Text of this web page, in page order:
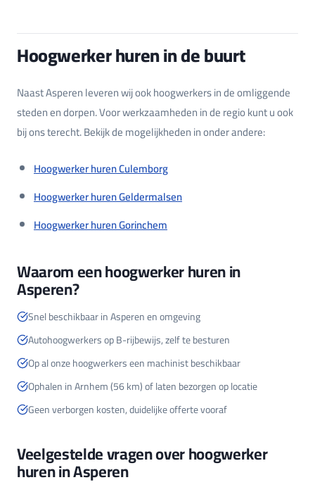
Hoogwerker huren in de buurt
Naast Asperen leveren wij ook hoogwerkers in de omliggende
steden en dorpen. Voor werkzaamheden in de regio kunt u ook
bij ons terecht. Bekijk de mogelijkheden in onder andere:
Hoogwerker huren Culemborg
Hoogwerker huren Geldermalsen
Hoogwerker huren Gorinchem
Waarom een hoogwerker huren in
Asperen?
Snel beschikbaar in Asperen en omgeving
Autohoogwerkers op B-rijbewijs, zelf te besturen
Op al onze hoogwerkers een machinist beschikbaar
Ophalen in Arnhem (56 km) of laten bezorgen op locatie
Geen verborgen kosten, duidelijke offerte vooraf
Veelgestelde vragen over hoogwerker
huren in Asperen